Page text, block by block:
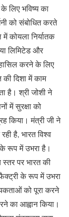
लिए भविष्य का
को संबोधित करते
कोयला निर्यातक
लिमिटेड और
करने के लिए
की दिशा में काम
है। श्री जोशी ने
में सुरक्षा को
किया। मंत्री जी ने
है, भारत विश्व
रूप में उभरा है।
स्तर पर भारत की
के रूप में उभरा
को पूरा करने
का आह्वान किया।